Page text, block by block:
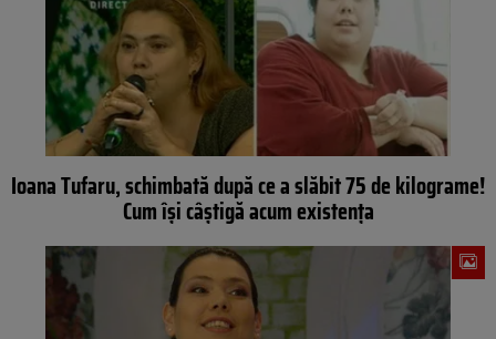
Ioana Tufaru, schimbată după ce a slăbit 75 de kilograme!
Cum își câștigă acum existența